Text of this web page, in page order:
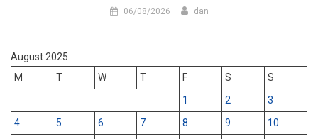
06/08/2026 dan
August 2025
M
T W T F S
S
1
2
3
4
5 6 7 8 9
10